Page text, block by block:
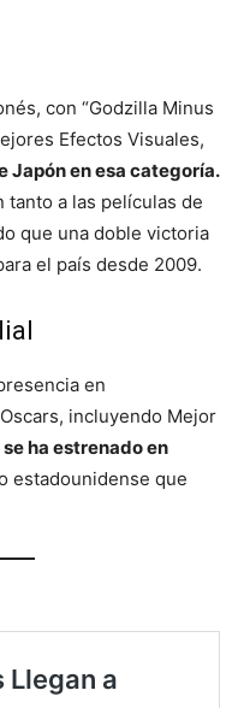
con “Godzilla Minus
Efectos Visuales,
Japón en esa categoría.
tanto a las películas de
que una doble victoria
el país desde 2009.
en
incluyendo Mejor
se ha estrenado en
estadounidense que